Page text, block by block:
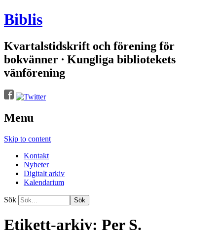
Biblis
Kvartalstidskrift och förening för
bokvänner ∙ Kungliga bibliotekets
vänförening
Menu
Skip to content
Kontakt
Nyheter
Digitalt arkiv
Kalendarium
Sök
Etikett-arkiv: Per S.